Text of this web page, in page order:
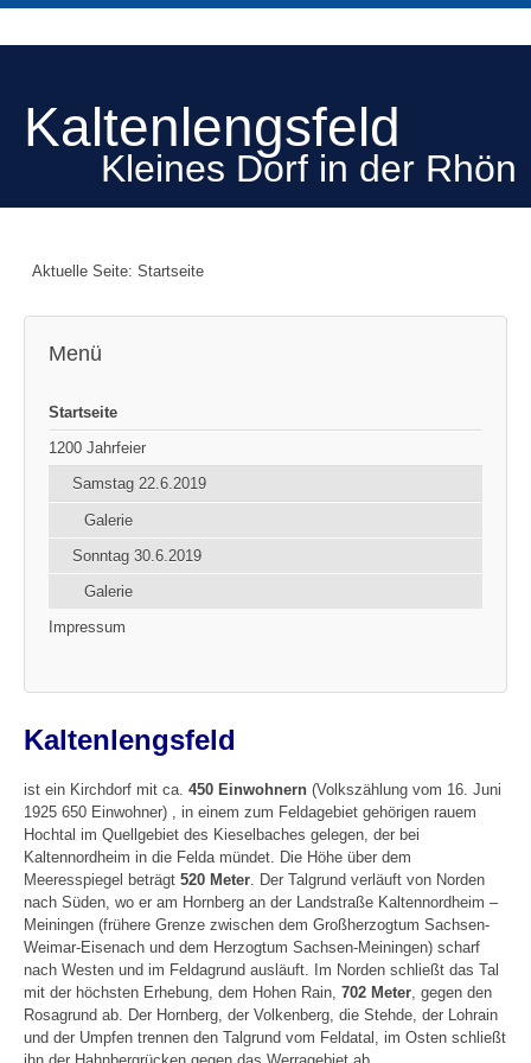
Kaltenlengsfeld
Kleines Dorf in der Rhön
Aktuelle Seite: Startseite
Menü
Startseite
1200 Jahrfeier
Samstag 22.6.2019
Galerie
Sonntag 30.6.2019
Galerie
Impressum
Kaltenlengsfeld
ist ein Kirchdorf mit ca. 450 Einwohnern (Volkszählung vom 16. Juni
1925 650 Einwohner) , in einem zum Feldagebiet gehörigen rauem
Hochtal im Quellgebiet des Kieselbaches gelegen, der bei
Kaltennordheim in die Felda mündet. Die Höhe über dem
Meeresspiegel beträgt 520 Meter. Der Talgrund verläuft von Norden
nach Süden, wo er am Hornberg an der Landstraße Kaltennordheim –
Meiningen (frühere Grenze zwischen dem Großherzogtum Sachsen-
Weimar-Eisenach und dem Herzogtum Sachsen-Meiningen) scharf
nach Westen und im Feldagrund ausläuft. Im Norden schließt das Tal
mit der höchsten Erhebung, dem Hohen Rain, 702 Meter, gegen den
Rosagrund ab. Der Hornberg, der Volkenberg, die Stehde, der Lohrain
und der Umpfen trennen den Talgrund vom Feldatal, im Osten schließt